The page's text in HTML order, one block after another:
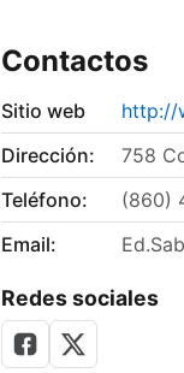
Contactos
Sitio web
http://
Dirección:
758
Teléfono:
(860)
Email:
Redes sociales